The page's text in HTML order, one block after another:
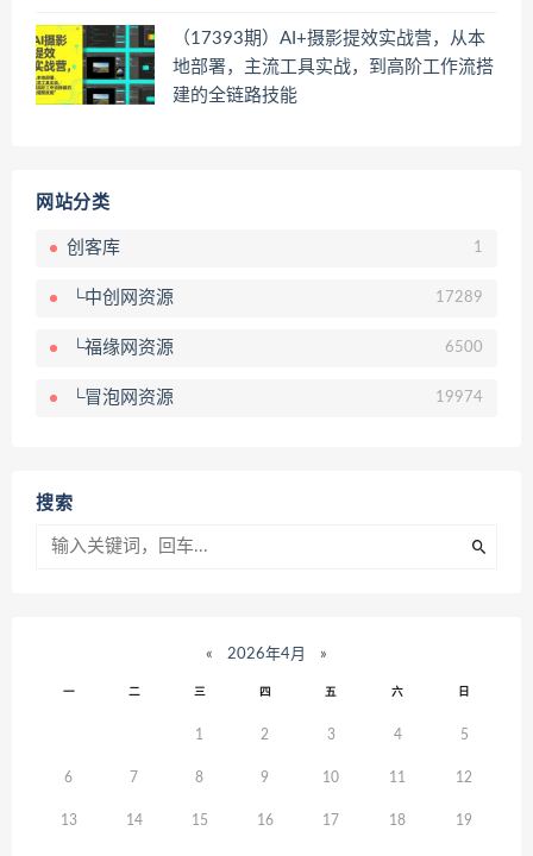
（17393期）AI+摄影提效实战营，从本
地部署，主流工具实战，到高阶工作流搭
建的全链路技能
网站分类
创客库 1
└中创网资源 17289
└福缘网资源 6500
└冒泡网资源 19974
搜索
« 2026年4月 »
一 二 三 四 五 六 日
1 2 3 4 5
6 7 8 9 10 11 12
13 14 15 16 17 18 19